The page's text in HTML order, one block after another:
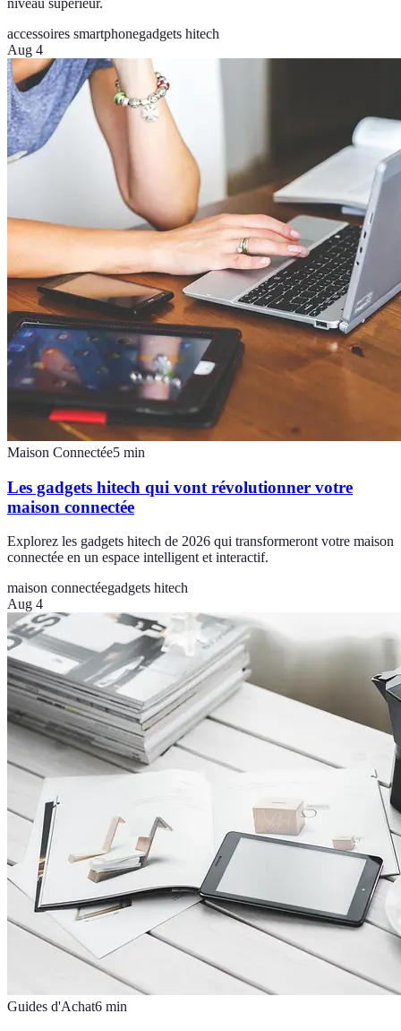
accessoires smartphonegadgets hitech
Aug 4
Maison Connectée5 min
Les gadgets hitech qui vont révolutionner votre
maison connectée
Explorez les gadgets hitech de 2026 qui transformeront votre maison
connectée en un espace intelligent et interactif.
maison connectéegadgets hitech
Aug 4
Guides d'Achat6 min